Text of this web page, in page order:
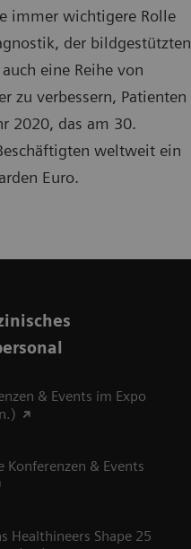
immer wichtigere Rolle
der bildgestützten
eine Reihe von
zu verbessern, Patienten
2020, das am 30.
weltweit ein
Euro.
& Events im Expo
Konferenzen & Events
Healthineers Shape 25